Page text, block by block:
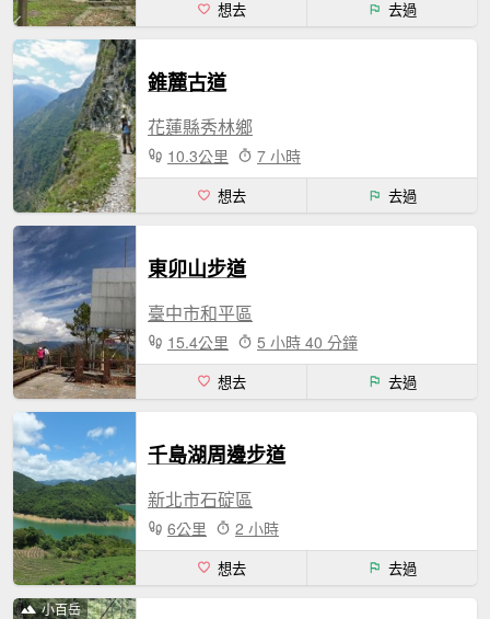
想去 去過
錐麓古道
花蓮縣秀林鄉
10.3公里 7 小時
想去 去過
東卯山步道
臺中市和平區
15.4公里 5 小時 40 分鐘
想去 去過
千島湖周邊步道
新北市石碇區
6公里 2 小時
想去 去過
小百岳